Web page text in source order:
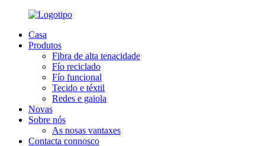
Casa
Produtos
Fibra de alta tenacidade
Fío reciclado
Fío funcional
Tecido e téxtil
Redes e gaiola
Novas
Sobre nós
As nosas vantaxes
Contacta connosco